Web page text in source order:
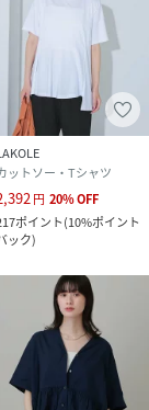
ットソー・Tシャツ
円 20%OFF
ポイント(10%ポイント
ック)